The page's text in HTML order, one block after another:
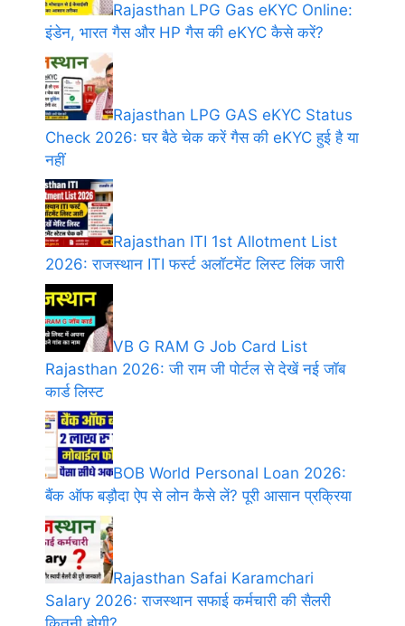
Rajasthan LPG Gas eKYC Online:
इंडेन, भारत गैस और HP गैस की eKYC कैसे करें?
Rajasthan LPG GAS eKYC Status
Check 2026: घर बैठे चेक करें गैस की eKYC हुई है या
नहीं
Rajasthan ITI 1st Allotment List
2026: राजस्थान ITI फर्स्ट अलॉटमेंट लिस्ट लिंक जारी
VB G RAM G Job Card List
Rajasthan 2026: जी राम जी पोर्टल से देखें नई जॉब
कार्ड लिस्ट
BOB World Personal Loan 2026:
बैंक ऑफ बड़ौदा ऐप से लोन कैसे लें? पूरी आसान प्रक्रिया
Rajasthan Safai Karamchari
Salary 2026: राजस्थान सफाई कर्मचारी की सैलरी